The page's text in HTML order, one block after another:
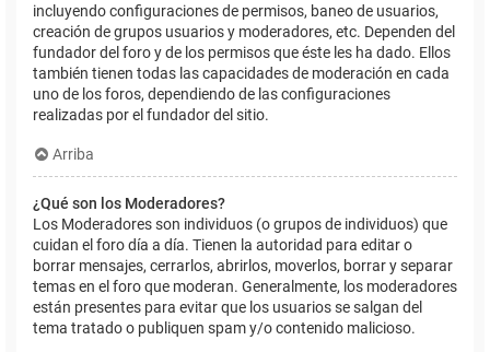
incluyendo configuraciones de permisos, baneo de usuarios,
creación de grupos usuarios y moderadores, etc. Dependen del
fundador del foro y de los permisos que éste les ha dado. Ellos
también tienen todas las capacidades de moderación en cada
uno de los foros, dependiendo de las configuraciones
realizadas por el fundador del sitio.
Arriba
¿Qué son los Moderadores?
Los Moderadores son individuos (o grupos de individuos) que
cuidan el foro día a día. Tienen la autoridad para editar o
borrar mensajes, cerrarlos, abrirlos, moverlos, borrar y separar
temas en el foro que moderan. Generalmente, los moderadores
están presentes para evitar que los usuarios se salgan del
tema tratado o publiquen spam y/o contenido malicioso.